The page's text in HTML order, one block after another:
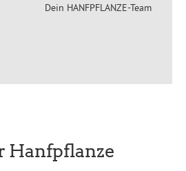
Dein HANFPFLANZE-Team